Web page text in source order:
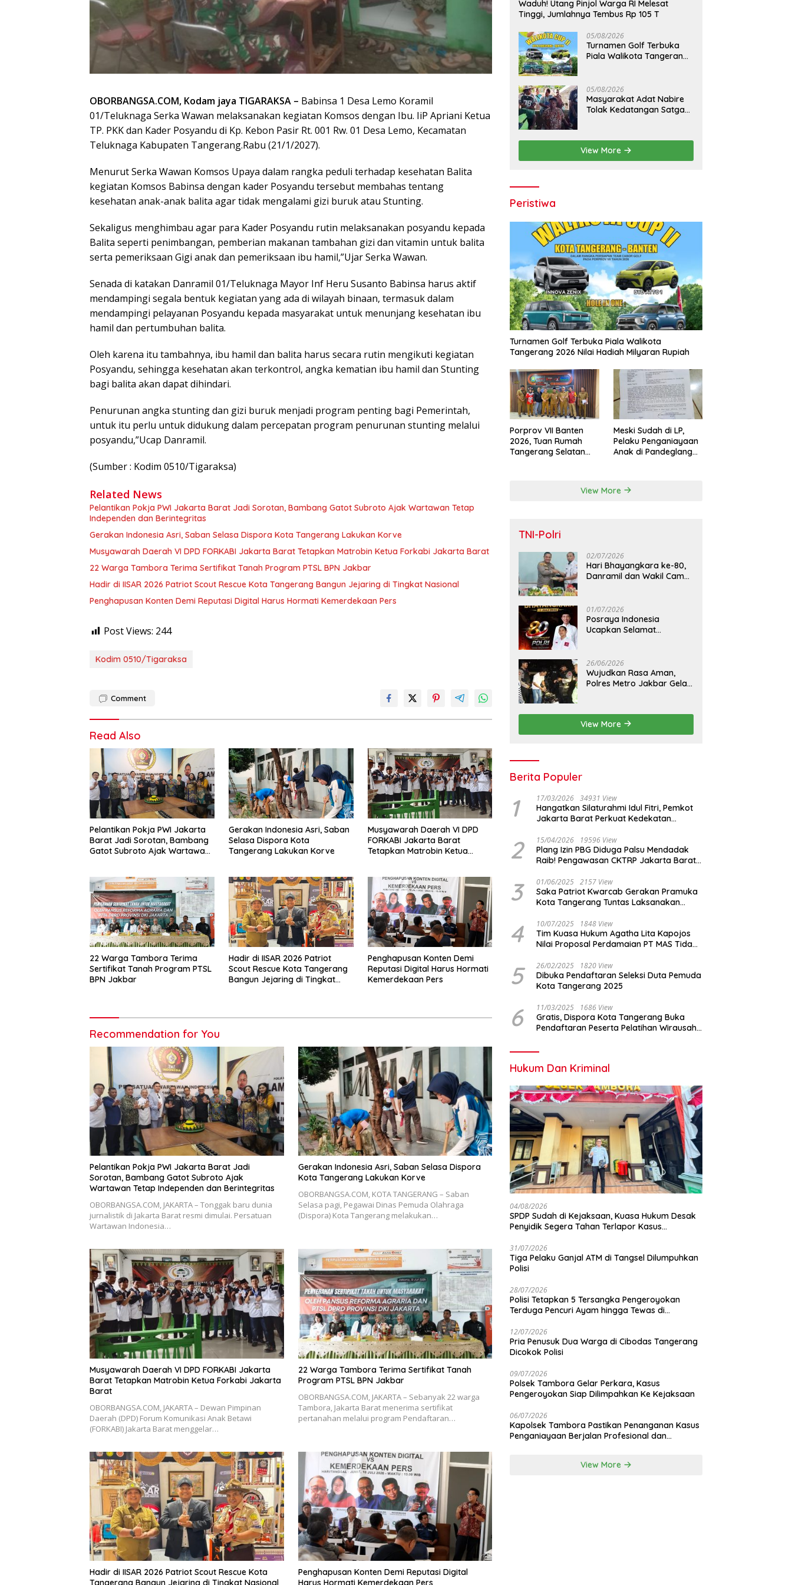
OBORBANGSA.COM, Kodam jaya TIGARAKSA – Babinsa 1 Desa Lemo Koramil
01/Teluknaga Serka Wawan melaksanakan kegiatan Komsos dengan Ibu. IiP Apriani Ketua
TP. PKK dan Kader Posyandu di Kp. Kebon Pasir Rt. 001 Rw. 01 Desa Lemo, Kecamatan
Teluknaga Kabupaten Tangerang.Rabu (21/1/2027).
Menurut Serka Wawan Komsos Upaya dalam rangka peduli terhadap kesehatan Balita
kegiatan Komsos Babinsa dengan kader Posyandu tersebut membahas tentang
kesehatan anak-anak balita agar tidak mengalami gizi buruk atau Stunting.
Sekaligus menghimbau agar para Kader Posyandu rutin melaksanakan posyandu kepada
Balita seperti penimbangan, pemberian makanan tambahan gizi dan vitamin untuk balita
serta pemeriksaan Gigi anak dan pemeriksaan ibu hamil,”Ujar Serka Wawan.
Senada di katakan Danramil 01/Teluknaga Mayor Inf Heru Susanto Babinsa harus aktif
mendampingi segala bentuk kegiatan yang ada di wilayah binaan, termasuk dalam
mendampingi pelayanan Posyandu kepada masyarakat untuk menunjang kesehatan ibu
hamil dan pertumbuhan balita.
Oleh karena itu tambahnya, ibu hamil dan balita harus secara rutin mengikuti kegiatan
Posyandu, sehingga kesehatan akan terkontrol, angka kematian ibu hamil dan Stunting
bagi balita akan dapat dihindari.
Penurunan angka stunting dan gizi buruk menjadi program penting bagi Pemerintah,
untuk itu perlu untuk didukung dalam percepatan program penurunan stunting melalui
posyandu,”Ucap Danramil.
(Sumber : Kodim 0510/Tigaraksa)
Related News
Pelantikan Pokja PWI Jakarta Barat Jadi Sorotan, Bambang Gatot Subroto Ajak Wartawan Tetap
Independen dan Berintegritas
Gerakan Indonesia Asri, Saban Selasa Dispora Kota Tangerang Lakukan Korve
Musyawarah Daerah VI DPD FORKABI Jakarta Barat Tetapkan Matrobin Ketua Forkabi Jakarta Barat
22 Warga Tambora Terima Sertifikat Tanah Program PTSL BPN Jakbar
Hadir di IISAR 2026 Patriot Scout Rescue Kota Tangerang Bangun Jejaring di Tingkat Nasional
Penghapusan Konten Demi Reputasi Digital Harus Hormati Kemerdekaan Pers
Post Views: 244
Kodim 0510/Tigaraksa
Comment
Read Also
Pelantikan Pokja PWI Jakarta
Barat Jadi Sorotan, Bambang
Gatot Subroto Ajak Wartawan
Gerakan Indonesia Asri, Saban
Selasa Dispora Kota
Tangerang Lakukan Korve
Musyawarah Daerah VI DPD
FORKABI Jakarta Barat
Tetapkan Matrobin Ketua
22 Warga Tambora Terima
Sertifikat Tanah Program PTSL
BPN Jakbar
Hadir di IISAR 2026 Patriot
Scout Rescue Kota Tangerang
Bangun Jejaring di Tingkat
Penghapusan Konten Demi
Reputasi Digital Harus Hormati
Kemerdekaan Pers
Recommendation for You
Pelantikan Pokja PWI Jakarta Barat Jadi
Sorotan, Bambang Gatot Subroto Ajak
Wartawan Tetap Independen dan Berintegritas
OBORBANGSA.COM, JAKARTA – Tonggak baru dunia
jurnalistik di Jakarta Barat resmi dimulai. Persatuan
Wartawan Indonesia…
Gerakan Indonesia Asri, Saban Selasa Dispora
Kota Tangerang Lakukan Korve
OBORBANGSA.COM, KOTA TANGERANG – Saban
Selasa pagi, Pegawai Dinas Pemuda Olahraga
(Dispora) Kota Tangerang melakukan…
Musyawarah Daerah VI DPD FORKABI Jakarta
Barat Tetapkan Matrobin Ketua Forkabi Jakarta
Barat
OBORBANGSA.COM, JAKARTA – Dewan Pimpinan
Daerah (DPD) Forum Komunikasi Anak Betawi
(FORKABI) Jakarta Barat menggelar…
22 Warga Tambora Terima Sertifikat Tanah
Program PTSL BPN Jakbar
OBORBANGSA.COM, JAKARTA – Sebanyak 22 warga
Tambora, Jakarta Barat menerima sertifikat
pertanahan melalui program Pendaftaran…
Hadir di IISAR 2026 Patriot Scout Rescue Kota
Tangerang Bangun Jejaring di Tingkat Nasional
Penghapusan Konten Demi Reputasi Digital
Harus Hormati Kemerdekaan Pers
Waduh! Utang Pinjol Warga RI Melesat
Tinggi, Jumlahnya Tembus Rp 105 T
05/08/2026
Turnamen Golf Terbuka
Piala Walikota Tangerang
05/08/2026
Masyarakat Adat Nabire
Tolak Kedatangan Satgas
View More
Peristiwa
Turnamen Golf Terbuka Piala Walikota
Tangerang 2026 Nilai Hadiah Milyaran Rupiah
Porprov VII Banten
2026, Tuan Rumah
Tangerang Selatan
Meski Sudah di LP,
Pelaku Penganiayaan
Anak di Pandeglang
View More
TNI-Polri
02/07/2026
Hari Bhayangkara ke-80,
Danramil dan Wakil Camat
01/07/2026
Posraya Indonesia
Ucapkan Selamat
Polri Menjaga Kamtibmas
26/06/2026
Wujudkan Rasa Aman,
Polres Metro Jakbar Gelar
View More
Berita Populer
1 17/03/2026 34931 View
Hangatkan Silaturahmi Idul Fitri, Pemkot
Jakarta Barat Perkuat Kedekatan
2 15/04/2026 19596 View
Plang Izin PBG Diduga Palsu Mendadak
Raib! Pengawasan CKTRP Jakarta Barat
3 01/06/2025 2157 View
Saka Patriot Kwarcab Gerakan Pramuka
Kota Tangerang Tuntas Laksanakan
4 10/07/2025 1848 View
Tim Kuasa Hukum Agatha Lita Kapojos
Nilai Proposal Perdamaian PT MAS Tidak
5 26/02/2025 1820 View
Dibuka Pendaftaran Seleksi Duta Pemuda
Kota Tangerang 2025
6 11/03/2025 1686 View
Gratis, Dispora Kota Tangerang Buka
Pendaftaran Peserta Pelatihan Wirausaha
Hukum Dan Kriminal
04/08/2026
SPDP Sudah di Kejaksaan, Kuasa Hukum Desak
Penyidik Segera Tahan Terlapor Kasus
31/07/2026
Tiga Pelaku Ganjal ATM di Tangsel Dilumpuhkan
Polisi
28/07/2026
Polisi Tetapkan 5 Tersangka Pengeroyokan
Terduga Pencuri Ayam hingga Tewas di
12/07/2026
Pria Penusuk Dua Warga di Cibodas Tangerang
Dicokok Polisi
09/07/2026
Polsek Tambora Gelar Perkara, Kasus
Pengeroyokan Siap Dilimpahkan Ke Kejaksaan
06/07/2026
Kapolsek Tambora Pastikan Penanganan Kasus
Penganiayaan Berjalan Profesional dan
View More